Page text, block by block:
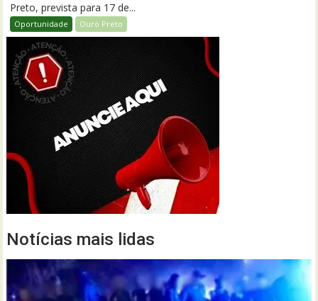
Preto, prevista para 17 de...
Oportunidade Ouro Preto
Notícias mais lidas